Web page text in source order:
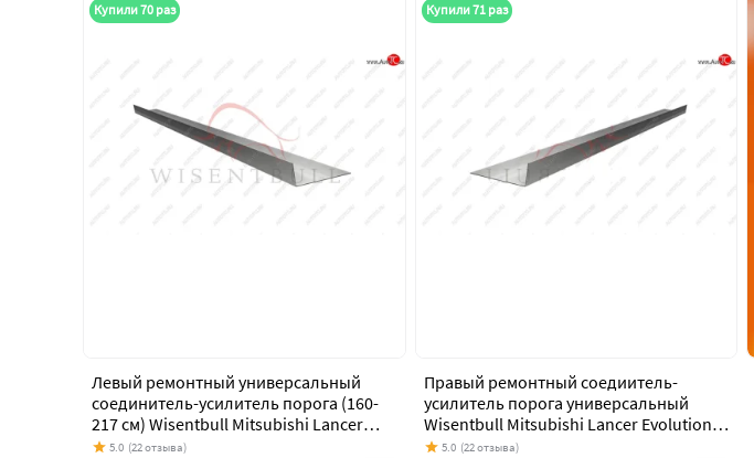
Купили 70 раз
Левый ремонтный универсальный
соединитель-усилитель порога (160-
217 см) Wisentbull Mitsubishi Lancer
Evolution 8 CT9A (2003-2005)
5.0 (22 отзыва)
Купили 71 раз
Правый ремонтный соедиитель-
усилитель порога универсальный
Wisentbull Mitsubishi Lancer Evolution 8
CT9A (2003-2005)
5.0 (22 отзыва)